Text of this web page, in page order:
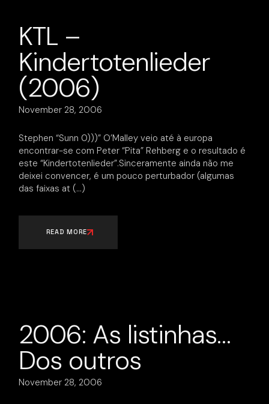
KTL –
Kindertotenlieder
(2006)
November 28, 2006
Stephen “Sunn 0)))” O’Malley veio até à europa
encontrar-se com Peter “Pita” Rehberg e o resultado é
este “Kindertotenlieder”.Sinceramente ainda não me
deixei convencer, é um pouco perturbador (algumas
das faixas at
READ MORE
2006: As listinhas…
Dos outros
November 28, 2006